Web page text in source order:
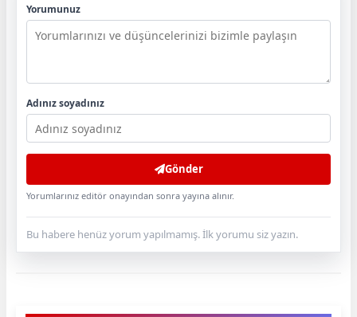
Yorumunuz
Adınız soyadınız
Gönder
Yorumlarınız editör onayından sonra yayına alınır.
Bu habere henüz yorum yapılmamış. İlk yorumu siz yazın.